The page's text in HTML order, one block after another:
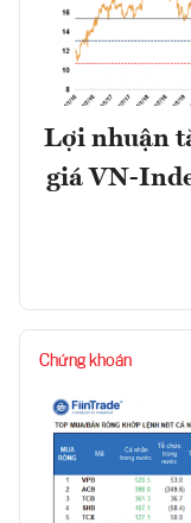
Lợi nhuận
giá VN-
Chứng khoán